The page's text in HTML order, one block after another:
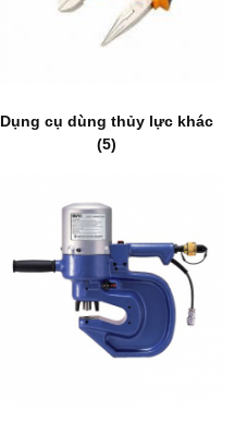
Dụng cụ dùng thủy lực khác
(5)